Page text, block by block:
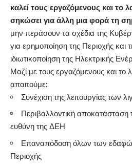
καλεί τους εργαζόμενους και το
σηκώσει για άλλη μια φορά τη
μην περάσουν τα σχέδια της
για ερημοποίηση της Περιοχής και
ιδιωτικοποίηση της Ηλεκτρικής
Μαζί με τους εργαζόμενους και το
απαιτούμε:
Συνέχιση της λειτουργίας των
Περιβαλλοντική
ευθύνη της ΔΕΗ
Επαναπόδοση όλων των
Περιοχής